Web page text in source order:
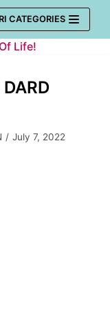
CATEGORIES
Life!
July 7, 2022